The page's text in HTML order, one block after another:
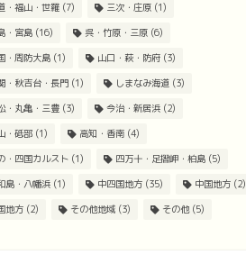
・福山・世羅(7) 三次・庄原(1)
・宮島(16) 呉・竹原・三原(6)
・周防大島(1) 山口・萩・防府(3)
・秋吉台・長門(1) しまなみ海道(3)
・丸亀・三豊(3) 今治・新居浜(2)
・砥部(1) 高知・香南(4)
・四国カルスト(1) 四万十・足摺岬・柏島(5)
島・八幡浜(1) 中四国地方(35) 中国地方(2)
地方(2) その他地域(3) その他(5)